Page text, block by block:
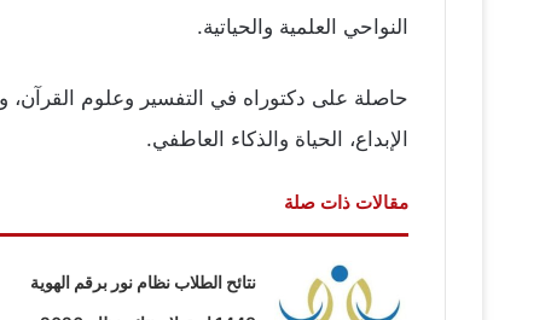
النواحي العلمية والحياتية.
الإبداع، الحياة والذكاء العاطفي.
مقالات ذات صلة
نتائح الطلاب نظام نور برقم الهوية